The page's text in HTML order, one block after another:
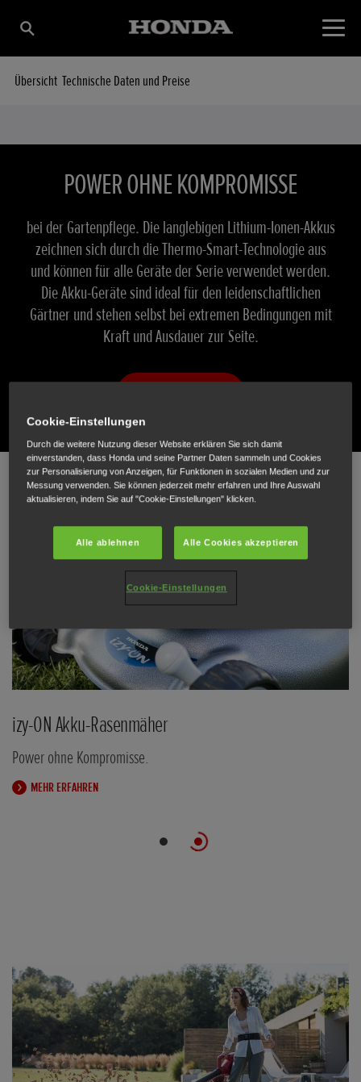
Übersicht Technische Daten und Preise
POWER OHNE KOMPROMISSE
bei der Gartenpflege. Die langlebigen Lithium-Ionen-Akkus
zeichnen sich durch die Thermo-Smart-Technologie aus
und können für alle Geräte der Serie verwendet werden.
Die Akku-Geräte sind ideal für den leidenschaftlichen
Gärtner und stehen selbst bei extremen Bedingungen mit
Kraft und Ausdauer zur Seite.
Scroll
izy-ON Akku-Rasenmäher
Power ohne Kompromisse.
MEHR ERFAHREN
Cookie-Einstellungen
Durch die weitere Nutzung dieser Website erklären Sie sich damit
einverstanden, dass Honda und seine Partner Daten sammeln und Cookies
zur Personalisierung von Anzeigen, für Funktionen in sozialen Medien und zur
Messung verwenden. Sie können jederzeit mehr erfahren und Ihre Auswahl
aktualisieren, indem Sie auf "Cookie-Einstellungen" klicken.
Alle ablehnen Alle Cookies akzeptieren
Cookie-Einstellungen